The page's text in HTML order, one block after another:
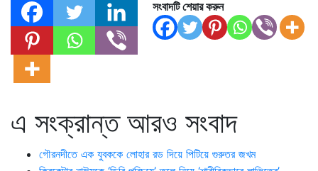
সংবাদটি শেয়ার করুন
এ সংক্রান্ত আরও সংবাদ
গৌরনদীতে এক যুবককে লোহার রড দিয়ে পিটিয়ে গুরুতর জখম